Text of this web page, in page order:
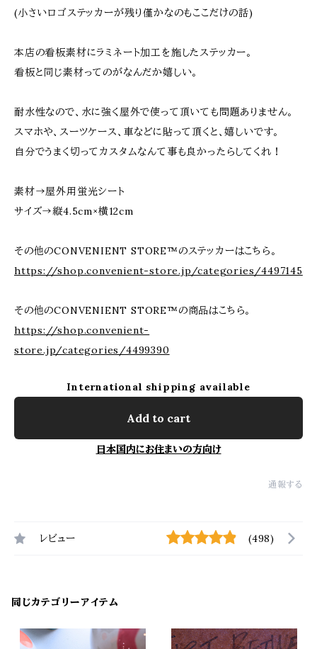
(小さいロゴステッカーが残り僅かなのもここだけの話)
本店の看板素材にラミネート加工を施したステッカー。
看板と同じ素材ってのがなんだか嬉しい。
耐水性なので、水に強く屋外で使って頂いても問題ありません。
スマホや、スーツケース、車などに貼って頂くと、嬉しいです。
自分でうまく切ってカスタムなんて事も良かったらしてくれ！
素材→屋外用蛍光シート
サイズ→縦4.5cm×横12cm
その他のCONVENIENT STORE™のステッカーはこちら。
https://shop.convenient-store.jp/categories/4497145
その他のCONVENIENT STORE™の商品はこちら。
https://shop.convenient-
store.jp/categories/4499390
International shipping available
Add to cart
日本国内にお住まいの方向け
通報する
レビュー (498)
同じカテゴリーアイテム